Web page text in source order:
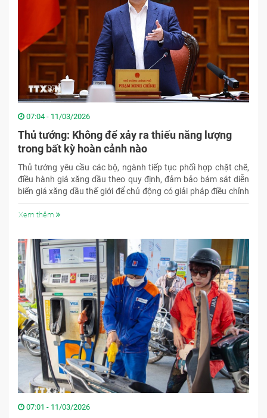
07:04 - 11/03/2026
Thủ tướng: Không để xảy ra thiếu năng lượng
trong bất kỳ hoàn cảnh nào
Thủ tướng yêu cầu các bộ, ngành tiếp tục phối hợp chặt chẽ,
điều hành giá xăng dầu theo quy định, đảm bảo bám sát diễn
biến giá xăng dầu thế giới để chủ động có giải pháp điều chỉnh
Xem thêm
07:01 - 11/03/2026